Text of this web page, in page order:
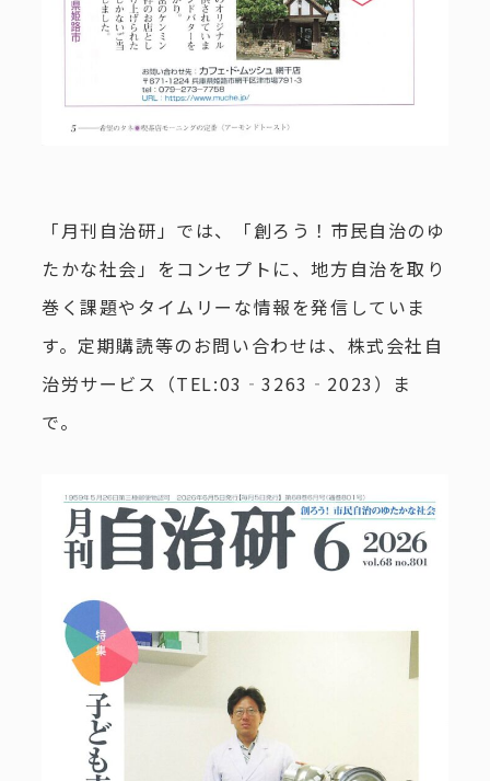
「月刊自治研」では、「創ろう！市民自治のゆ
たかな社会」をコンセプトに、地方自治を取り
巻く課題やタイムリーな情報を発信していま
す。定期購読等のお問い合わせは、株式会社自
治労サービス（TEL:03‐3263‐2023）ま
で。